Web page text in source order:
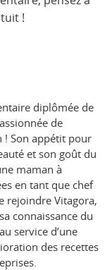
!
diplômée de
de
! Son appétit pour
et son goût du
maman à
en tant que chef
rejoindre Vitagora,
connaissance du
service d’une
des recettes